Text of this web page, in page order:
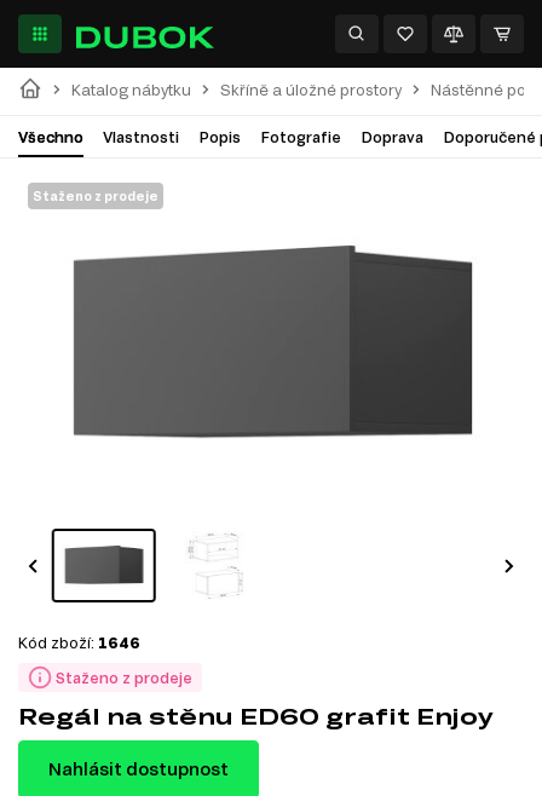
Katalog nábytku Skříně a úložné prostory Nástěnné
Všechno Vlastnosti Popis Fotografie Doprava Doporučené
Staženo z prodeje
Staženo z prodeje
Kód zboží: 1646
Regál na stěnu ED60 grafit Enjoy
Nahlásit dostupnost